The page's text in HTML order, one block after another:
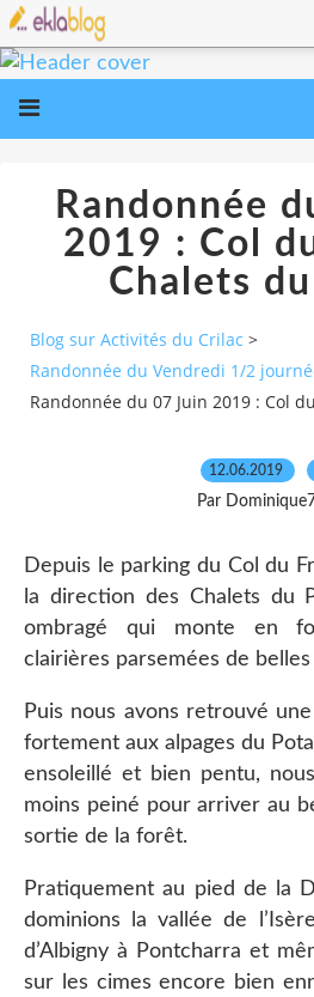
Randonnée
2019 : Col
Chalets
Blog sur Activités du Crilac >
Randonnée du Vendredi 1/2
Randonnée du 07 Juin 2019 : Col
12.06.2019
Par
Depuis le parking du Col du
la direction des Chalets du
ombragé qui monte en
clairières parsemées de
Puis nous avons retrouvé
fortement aux alpages du
ensoleillé et bien pentu,
moins peiné pour arriver au
sortie de la forêt.
Pratiquement au pied de la
dominions la vallée de
d’Albigny à Pontcharra et
sur les cimes encore bien